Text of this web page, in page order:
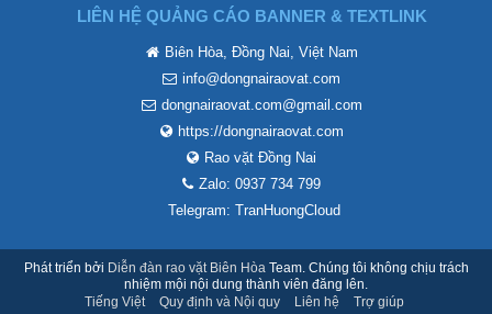
LIÊN HỆ QUẢNG CÁO BANNER & TEXTLINK
Biên Hòa, Đồng Nai, Việt Nam
info@dongnairaovat.com
dongnairaovat.com@gmail.com
https://dongnairaovat.com
Rao vặt Đồng Nai
Zalo: 0937 734 799
Telegram: TranHuongCloud
Phát triển bởi Diễn đàn rao vặt Biên HòaTeam. Chúng tôi không chịu trách
nhiệm mội nội dung thành viên đăng lên.
Tiếng Việt
Quy định và Nội quy Liên hệ Trợ giúp